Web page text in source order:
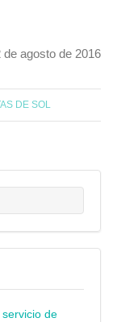
agosto de 2016
DE SOL
de